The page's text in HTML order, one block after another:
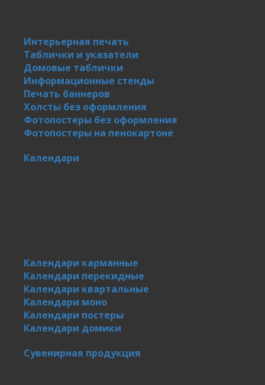
Интерьерная печать
Таблички и указатели
Домовые таблички
Информационные стенды
Печать баннеров
Холсты без оформления
Фотопостеры без оформления
Фотопостеры на пенокартоне
Календари
Календари карманные
Календари перекидные
Календари квартальные
Календари моно
Календари постеры
Календари домики
Сувенирная продукция